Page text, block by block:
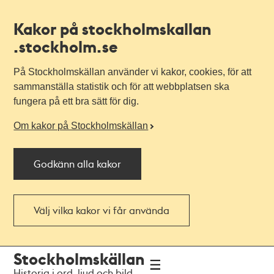
Kakor på stockholmskallan
.stockholm.se
På Stockholmskällan använder vi kakor, cookies, för att
sammanställa statistik och för att webbplatsen ska
fungera på ett bra sätt för dig.
Om kakor på Stockholmskällan
Godkänn alla kakor
Välj vilka kakor vi får använda
navigationen
huvudinnehållet
Stockholmskällan